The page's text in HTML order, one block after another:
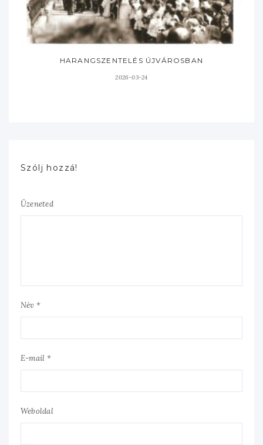
HARANGSZENTELÉS ÚJVÁROSBAN
2026-03-24
Szólj hozzá!
Üzeneted
Név *
E-mail *
Weboldal